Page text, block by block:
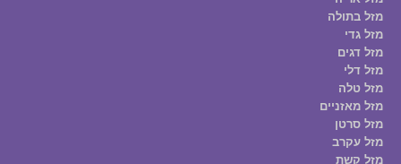
מזל בתולה
מזל גדי
מזל דגים
מזל דלי
מזל טלה
מזל מאזניים
מזל סרטן
מזל עקרב
מזל קשת